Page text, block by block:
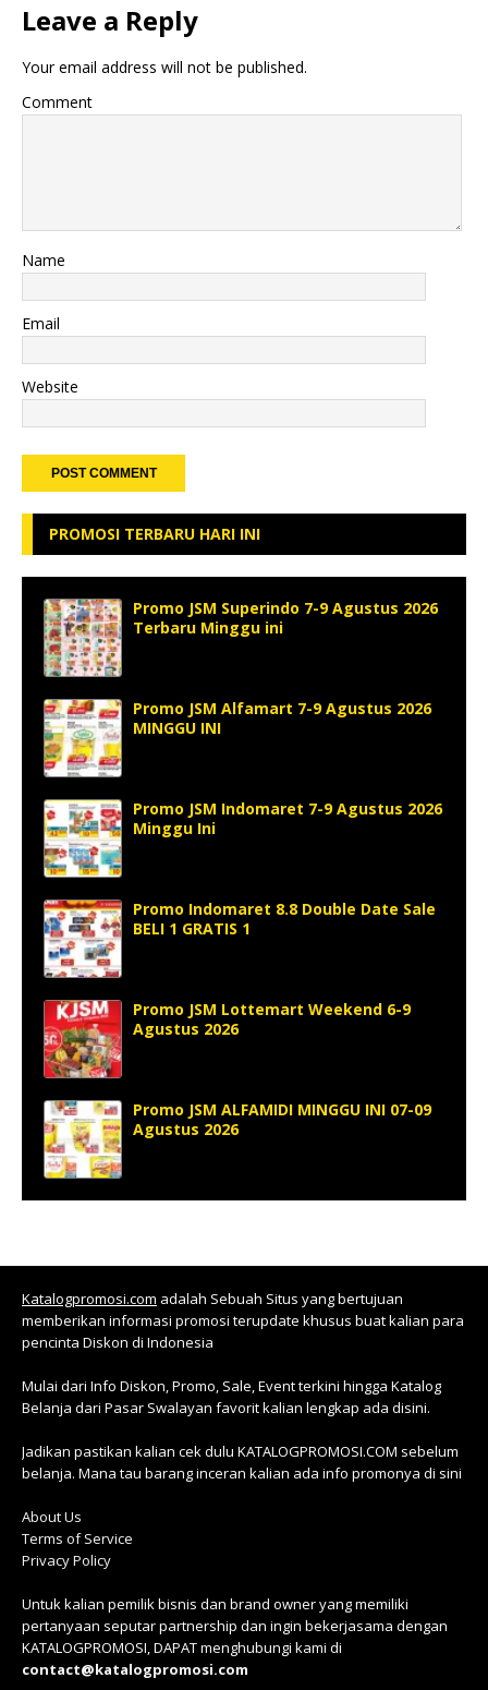
Leave a Reply
Your email address will not be published.
Comment
Name
Email
Website
PROMOSI TERBARU HARI INI
Promo JSM Superindo 7-9 Agustus 2026
Terbaru Minggu ini
Promo JSM Alfamart 7-9 Agustus 2026
MINGGU INI
Promo JSM Indomaret 7-9 Agustus 2026
Minggu Ini
Promo Indomaret 8.8 Double Date Sale
BELI 1 GRATIS 1
Promo JSM Lottemart Weekend 6-9
Agustus 2026
Promo JSM ALFAMIDI MINGGU INI 07-09
Agustus 2026
Katalogpromosi.com adalah Sebuah Situs yang bertujuan
memberikan informasi promosi terupdate khusus buat kalian para
pencinta Diskon di Indonesia
Mulai dari Info Diskon, Promo, Sale, Event terkini hingga Katalog
Belanja dari Pasar Swalayan favorit kalian lengkap ada disini.
Jadikan pastikan kalian cek dulu KATALOGPROMOSI.COM sebelum
belanja. Mana tau barang inceran kalian ada info promonya di sini
About Us
Terms of Service
Privacy Policy
Untuk kalian pemilik bisnis dan brand owner yang memiliki
pertanyaan seputar partnership dan ingin bekerjasama dengan
KATALOGPROMOSI, DAPAT menghubungi kami di
contact@katalogpromosi.com